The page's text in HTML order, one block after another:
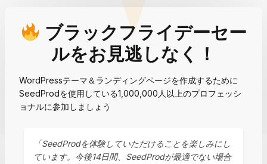
ブラックフライデーセー
ルをお見逃しなく！
WordPressテーマ＆ランディングページを作成するために
SeedProdを使用している1,000,000人以上のプロフェッシ
ョナルに参加しましょう
「SeedProdを体験していただけることを楽しみにし
ています。今後14日間、SeedProdが最適でない場合